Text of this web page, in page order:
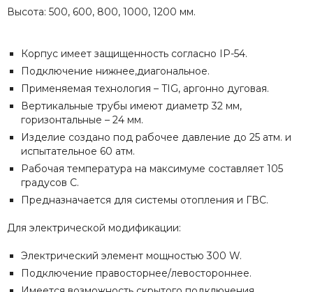
Высота: 500, 600, 800, 1000, 1200 мм.
Корпус имеет защищенность согласно IP-54.
Подключение нижнее,диагональное.
Применяемая технология – TIG, аргонно дуговая.
Вертикальные трубы имеют диаметр 32 мм,
горизонтальные – 24 мм.
Изделие создано под рабочее давление до 25 атм. и
испытательное 60 атм.
Рабочая температура на максимуме составляет 105
градусов С.
Предназначается для системы отопления и ГВС.
Для электрической модификации:
Электрический элемент мощностью 300 W.
Подключение правосторнее/левостороннее.